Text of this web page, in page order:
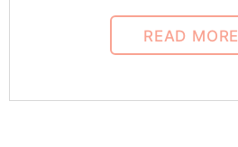
READ MORE